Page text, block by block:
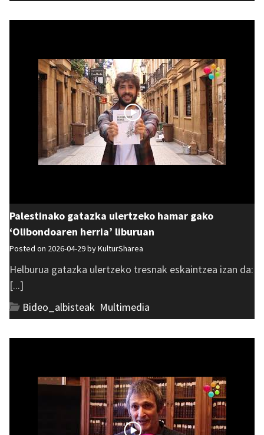
Palestinako gatazka ulertzeko hamar gako
‘Olibondoaren herria’ liburuan
Posted on 2026-04-29 byKulturSharea
Helburua gatazka ulertzeko tresnak eskaintzea izan da:
[...]
Bideo_albisteak Multimedia